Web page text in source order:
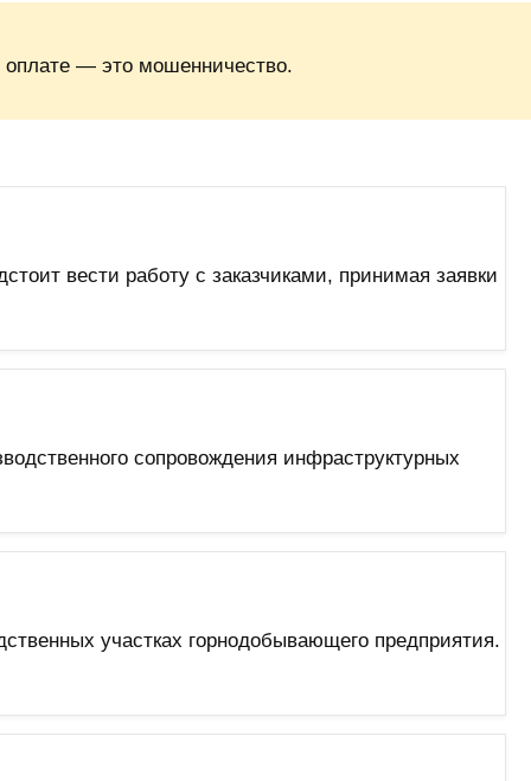
— это мошенничество.
вести работу с заказчиками, принимая заявки
сопровождения инфраструктурных
участках горнодобывающего предприятия.